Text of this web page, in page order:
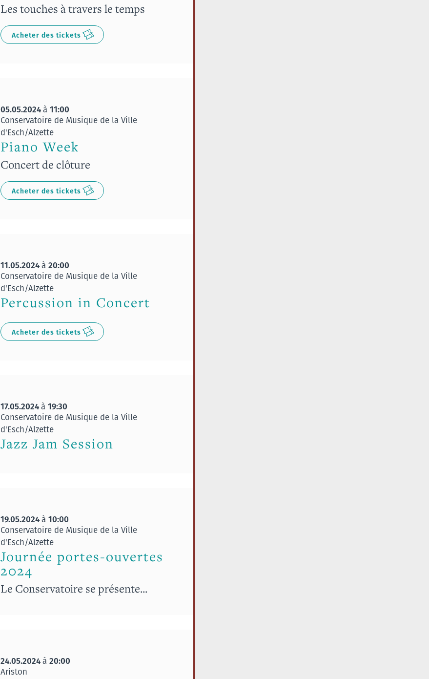
Les touches à travers le temps
Acheter des tickets
05.05.2024à 11:00
Conservatoire de Musique de la Ville
d'Esch/Alzette
Piano Week
Concert de clôture
Acheter des tickets
11.05.2024à 20:00
Conservatoire de Musique de la Ville
d'Esch/Alzette
Percussion in Concert
Acheter des tickets
17.05.2024à 19:30
Conservatoire de Musique de la Ville
d'Esch/Alzette
Jazz Jam Session
19.05.2024à 10:00
Conservatoire de Musique de la Ville
d'Esch/Alzette
Journée portes-ouvertes
2024
Le Conservatoire se présente...
24.05.2024à 20:00
Ariston